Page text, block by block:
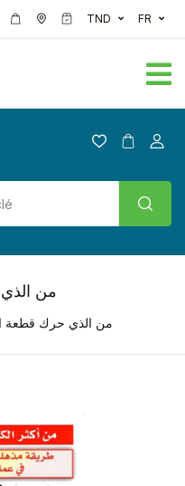
TND FR
من
من الذي حرك قطعة